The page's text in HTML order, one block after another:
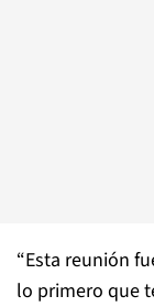
“Esta reunión
lo primero que